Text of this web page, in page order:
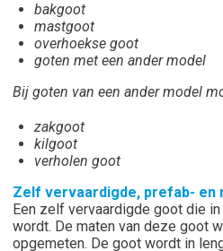
bakgoot
mastgoot
overhoekse goot
goten met een ander model
Bij goten van een ander model
zakgoot
kilgoot
verholen goot
Zelf vervaardigde, prefab- en
Een zelf vervaardigde goot die
wordt. De maten van deze goot
opgemeten. De goot wordt in